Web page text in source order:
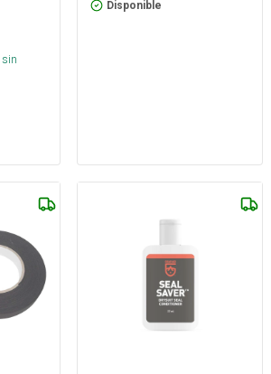
sin
Disponible